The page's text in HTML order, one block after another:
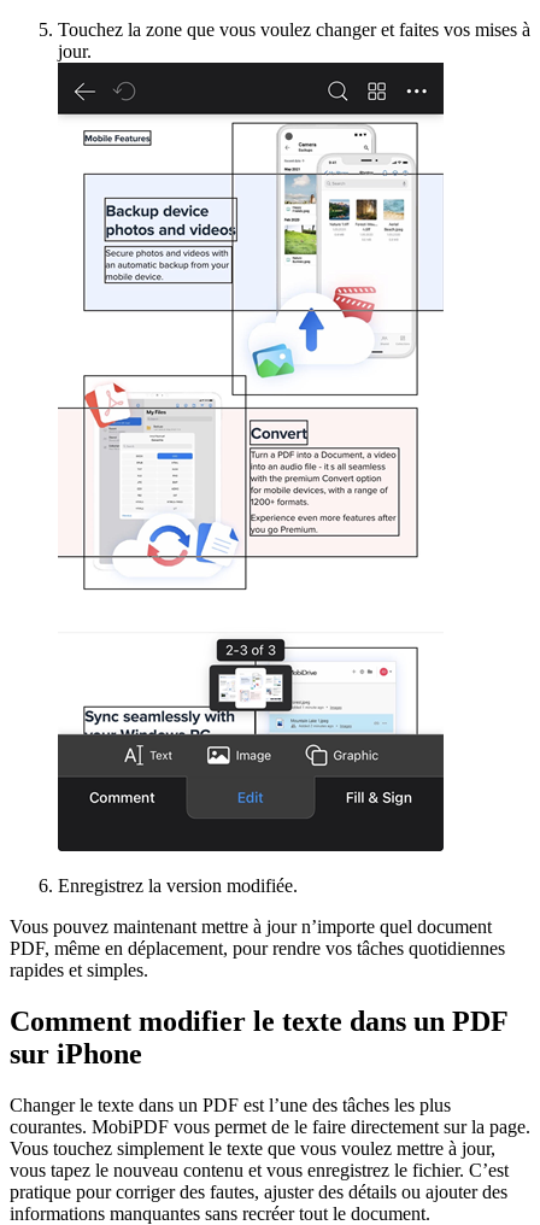
Touchez la zone que vous voulez changer et faites vos mises à
jour.
Enregistrez la version modifiée.
Vous pouvez maintenant mettre à jour n’importe quel document
PDF, même en déplacement, pour rendre vos tâches quotidiennes
rapides et simples.
Comment modifier le texte dans un PDF
sur iPhone
Changer le texte dans un PDF est l’une des tâches les plus
courantes. MobiPDF vous permet de le faire directement sur la page.
Vous touchez simplement le texte que vous voulez mettre à jour,
vous tapez le nouveau contenu et vous enregistrez le fichier. C’est
pratique pour corriger des fautes, ajuster des détails ou ajouter des
informations manquantes sans recréer tout le document.